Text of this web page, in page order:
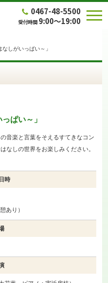
0467-48-5500
受付時間 9:00～19:00
しがいっぱい～」
ぱい～」
音楽と言葉をそえるすてきなコン
なしの世界をお楽しみください。
時
あり）